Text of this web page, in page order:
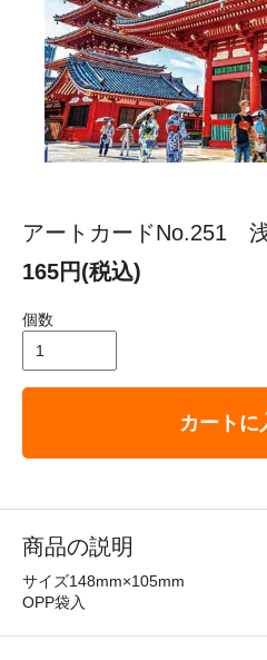
アートカードNo.251
165円(税込)
個数
カートに
商品の説明
サイズ148mm×105mm
OPP袋入